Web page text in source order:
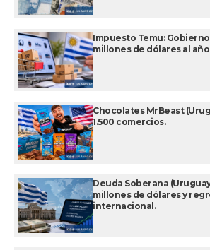
Impuesto Temu:
millones de dólares al
Chocolates MrBeast
1.500 comercios.
Deuda Soberana
millones de dólares y
internacional.